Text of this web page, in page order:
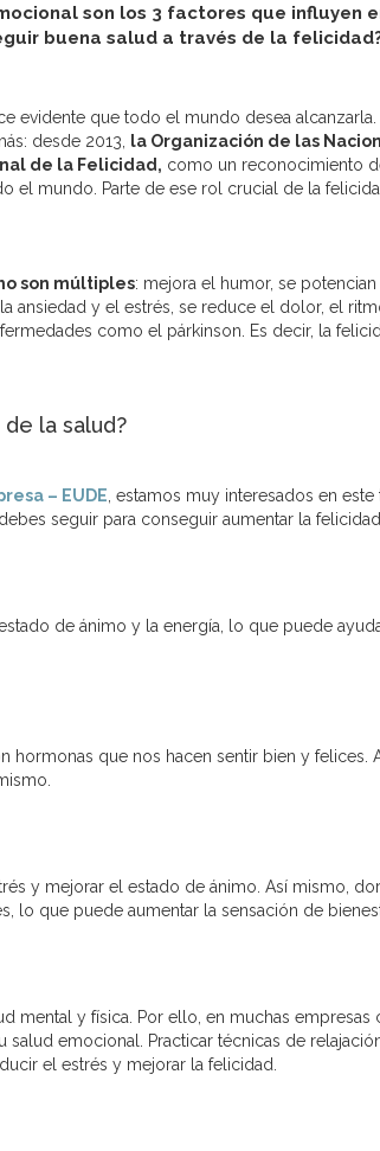
son los 3 factores que influyen
buena salud a través de la
evidente que todo el mundo desea
desde 2013,
la Organización de las
de la Felicidad, como un reconocimiento
el mundo. Parte de ese rol crucial de la
son múltiples: mejora el humor, se
ansiedad y el estrés, se reduce el dolor, el
como el párkinson. Es decir, la
la salud?
– EUDE , estamos muy interesados en
seguir para conseguir aumentar la felicidad
de ánimo y la energía, lo que puede
hormonas que nos hacen sentir bien y felices.
y mejorar el estado de ánimo. Así mismo,
lo que puede aumentar la sensación de
mental y física. Por ello, en muchas
emocional. Practicar técnicas de
el estrés y mejorar la felicidad.